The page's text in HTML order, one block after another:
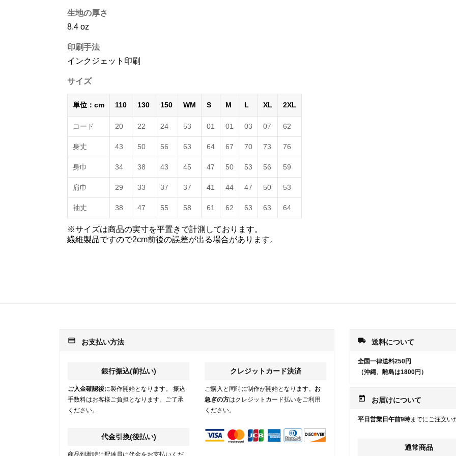
生地の厚さ
8.4 oz
印刷手法
インクジェット印刷
サイズ
単位：cm 110 130 150 WM S M L XL 2XL
コード 20 22 24 53 01 01 03 07 62
身丈 43 50 56 63 64 67 70 73 76
身巾 34 38 43 45 47 50 53 56 59
肩巾 29 33 37 37 41 44 47 50 53
袖丈 38 47 55 58 61 62 63 63 64
※サイズは商品の実寸を平置きで計測しております。
繊維製品ですので2cm前後の誤差が出る場合があります。
payment お支払い方法
銀行振込(前払い)
ご入金確認後に製作開始となります。 振込
手数料はお客様ご負担となります。ご了承
ください。
代金引換(後払い)
商品到着時に配達員に代金をお支払いくだ
クレジットカード決済
ご購入と同時に制作が開始となります。 お
急ぎの方はクレジットカード払いをご利用
ください。
local_shipping 送料について
全国一律送料250円
（沖縄、離島は1800円）
today お届けについて
平日営業日午前9時までにご注文い
通常商品